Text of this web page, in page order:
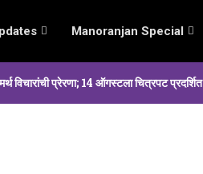
Manoranjan Special
प्रेरणा; 14 ऑगस्टला चित्रपट प्रदर्शित